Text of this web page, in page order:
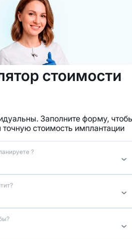
стоимости
Заполните форму,
точную стоимость имплантации
?